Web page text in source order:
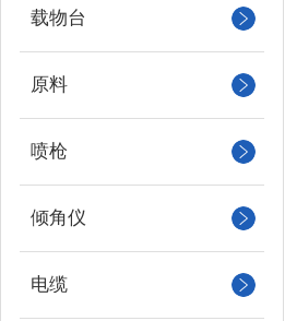
载物台
原料
喷枪
倾角仪
电缆